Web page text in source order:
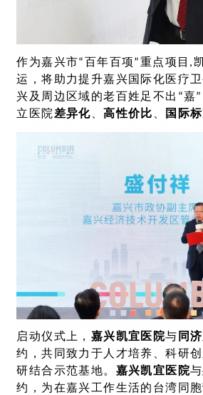
作为嘉兴市“百年百项”重点项目,
运，将助力提升嘉兴国际化医疗
兴及周边区域的老百姓足不出“嘉
立医院差异化、 高性价比 、 国际
启动仪式上， 嘉兴凯宜医院与 同
约，共同致力于人才培养、科研创
研结合示范基地。 嘉兴凯宜医院与
约，为在嘉兴工作生活的台湾同